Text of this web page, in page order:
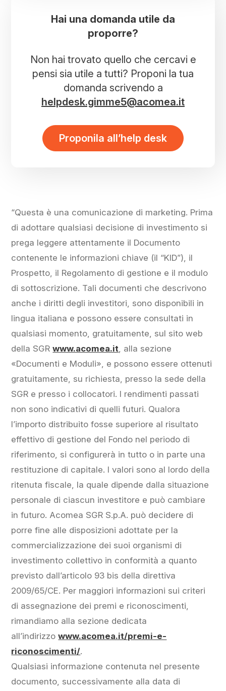
Hai una domanda utile da
proporre?
Non hai trovato quello che cercavi e
pensi sia utile a tutti? Proponi la tua
domanda scrivendo a
helpdesk.gimme5@acomea.it
Proponila all’help desk
“Questa è una comunicazione di marketing. Prima
di adottare qualsiasi decisione di investimento si
prega leggere attentamente il Documento
contenente le informazioni chiave (il “KID”), il
Prospetto, il Regolamento di gestione e il modulo
di sottoscrizione. Tali documenti che descrivono
anche i diritti degli investitori, sono disponibili in
lingua italiana e possono essere consultati in
qualsiasi momento, gratuitamente, sul sito web
della SGRwww.acomea.it, alla sezione
«Documenti e Moduli», e possono essere ottenuti
gratuitamente, su richiesta, presso la sede della
SGR e presso i collocatori. I rendimenti passati
non sono indicativi di quelli futuri. Qualora
l’importo distribuito fosse superiore al risultato
effettivo di gestione del Fondo nel periodo di
riferimento, si configurerà in tutto o in parte una
restituzione di capitale. I valori sono al lordo della
ritenuta fiscale, la quale dipende dalla situazione
personale di ciascun investitore e può cambiare
in futuro. Acomea SGR S.p.A. può decidere di
porre fine alle disposizioni adottate per la
commercializzazione dei suoi organismi di
investimento collettivo in conformità a quanto
previsto dall’articolo 93 bis della direttiva
2009/65/CE. Per maggiori informazioni sui criteri
di assegnazione dei premi e riconoscimenti,
rimandiamo alla sezione dedicata
all’indirizzowww.acomea.it/premi-e-
riconoscimenti/.
Qualsiasi informazione contenuta nel presente
documento, successivamente alla data di